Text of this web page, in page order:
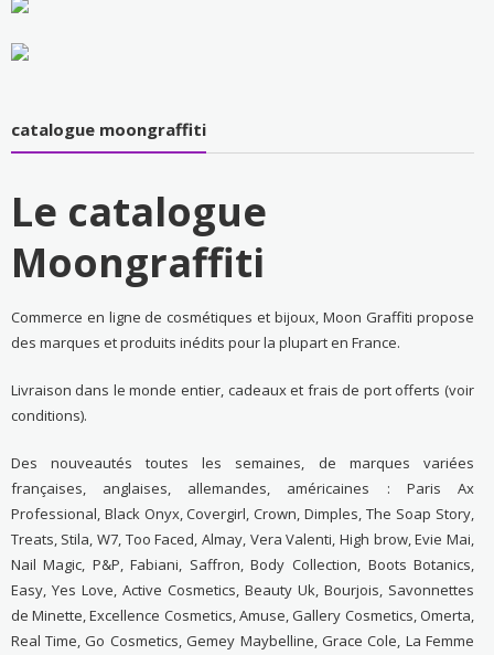
catalogue moongraffiti
Le catalogue
Moongraffiti
Commerce en ligne de cosmétiques et bijoux, Moon Graffiti propose
des marques et produits inédits pour la plupart en France.
Livraison dans le monde entier, cadeaux et frais de port offerts (voir
conditions).
Des nouveautés toutes les semaines, de marques variées
françaises, anglaises, allemandes, américaines : Paris Ax
Professional, Black Onyx, Covergirl, Crown, Dimples, The Soap Story,
Treats, Stila, W7, Too Faced, Almay, Vera Valenti, High brow, Evie Mai,
Nail Magic, P&P, Fabiani, Saffron, Body Collection, Boots Botanics,
Easy, Yes Love, Active Cosmetics, Beauty Uk, Bourjois, Savonnettes
de Minette, Excellence Cosmetics, Amuse, Gallery Cosmetics, Omerta,
Real Time, Go Cosmetics, Gemey Maybelline, Grace Cole, La Femme